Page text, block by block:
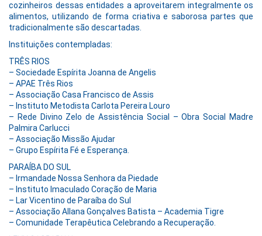
cozinheiros dessas entidades a aproveitarem integralmente os
alimentos, utilizando de forma criativa e saborosa partes que
tradicionalmente são descartadas.
Instituições contempladas:
TRÊS RIOS
– Sociedade Espírita Joanna de Angelis
– APAE Três Rios
– Associação Casa Francisco de Assis
– Instituto Metodista Carlota Pereira Louro
– Rede Divino Zelo de Assistência Social – Obra Social Madre
Palmira Carlucci
– Associação Missão Ajudar
– Grupo Espírita Fé e Esperança.
PARAÍBA DO SUL
– Irmandade Nossa Senhora da Piedade
– Instituto Imaculado Coração de Maria
– Lar Vicentino de Paraíba do Sul
– Associação Allana Gonçalves Batista – Academia Tigre
– Comunidade Terapêutica Celebrando a Recuperação.